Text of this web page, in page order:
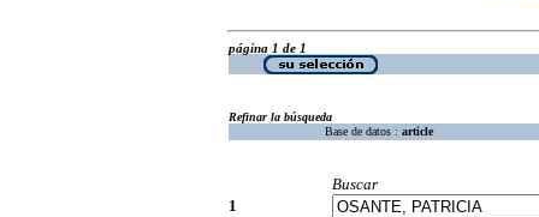
página 1 de 1
Refinar la búsqueda
Base de datos : article
Buscar
1